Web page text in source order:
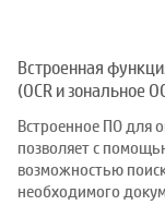
Встроенная
(ОCR и зональное
Встроенное ПО для
позволяет с
возможностью
необходимого